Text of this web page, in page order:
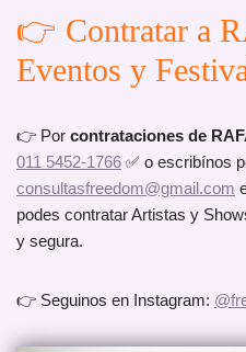
👉 Contratar a
Eventos y
👉 Por contrataciones de
011 5452-1766 ✅ o escribínos
consultasfreedom@gmail.com
podes contratar Artistas y
y segura.
👉 Seguinos en Instagram: